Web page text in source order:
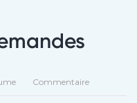
Commentaire